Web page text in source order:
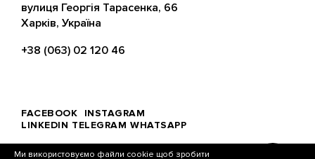
Ми використовуємо файли cookie щоб зробити
вулиця Георгія Тарасенка, 66
Харків, Україна
+38 (063) 02 120 46
FACEBOOK
INSTAGRAM
LINKEDIN TELEGRAM WHATSAPP